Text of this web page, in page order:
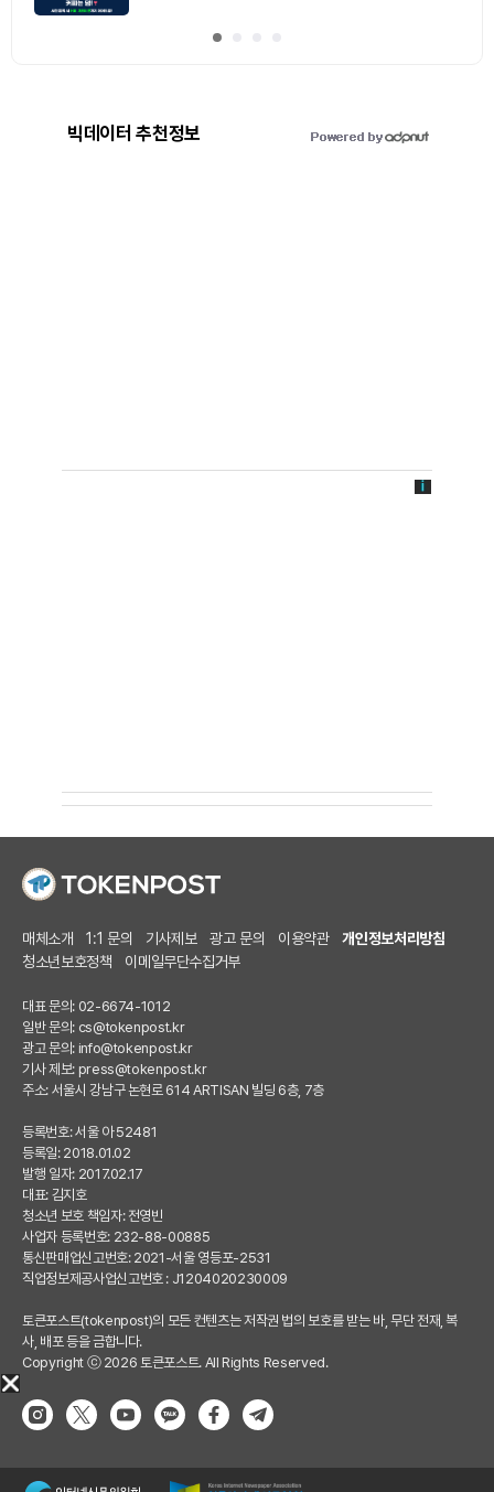
빅데이터 추천정보
매체소개 1:1 문의 기사제보 광고 문의 이용약관
개인정보처리방침
청소년보호정책
이메일무단수집거부
대표 문의: 02-6674-1012
일반 문의: cs@tokenpost.kr
광고 문의: info@tokenpost.kr
기사 제보: press@tokenpost.kr
주소: 서울시 강남구 논현로 614 ARTISAN 빌딩 6층, 7층
등록번호: 서울 아 52481
등록일: 2018.01.02
발행 일자: 2017.02.17
대표: 김지호
청소년 보호 책임자: 전영빈
사업자 등록번호: 232-88-00885
통신판매업신고번호: 2021-서울 영등포-2531
직업정보제공사업신고번호 : J1204020230009
토큰포스트(tokenpost)의 모든 컨텐츠는 저작권 법의 보호를 받는 바, 무단 전재, 복
사, 배포 등을 금합니다.
Copyright ⓒ 2026 토큰포스트. All Rights Reserved.